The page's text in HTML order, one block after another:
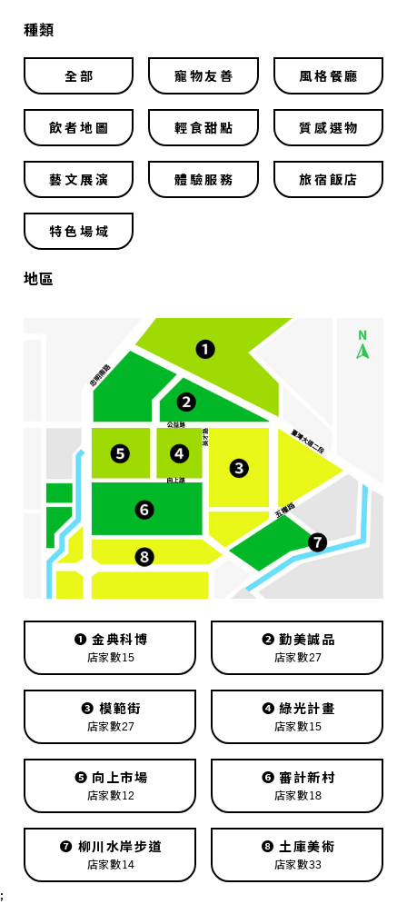
種類
全部 寵物友善 風格餐廳
飲者地圖 輕食甜點 質感選物
藝文展演 體驗服務 旅宿飯店
特色場域
地區
❶金典科博
店家數15
❷勤美誠品
店家數27
❸模範街
店家數27
❹綠光計畫
店家數15
❺ 向上市場
店家數12
❻審計新村
店家數18
❼柳川水岸步道
店家數14
❽ 土庫美術
店家數33
;